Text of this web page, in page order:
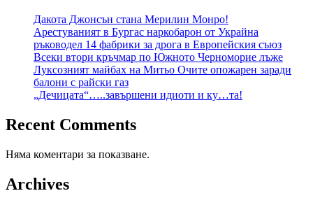
Дакота Джонсън стана Мерилин Монро!
Арестуваният в Бургас наркобарон от Украйна
ръководел 14 фабрики за дрога в Европейския съюз
Всеки втори кръчмар по Южното Черноморие лъже
Луксозният майбах на Митьо Очите опожарен заради
балони с райски газ
„Дечицата“…..завършени идиоти и ку…та!
Recent Comments
Няма коментари за показване.
Archives